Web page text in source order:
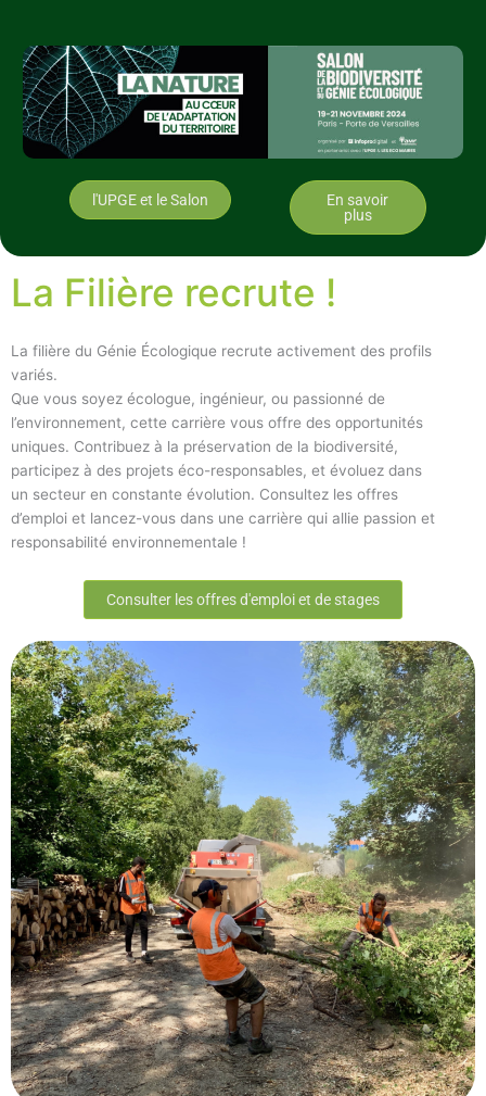
l'UPGE et le Salon
En savoir
plus
La Filière recrute !
La filière du Génie Écologique recrute activement des profils
variés.
Que vous soyez écologue, ingénieur, ou passionné de
l’environnement, cette carrière vous offre des opportunités
uniques. Contribuez à la préservation de la biodiversité,
participez à des projets éco-responsables, et évoluez dans
un secteur en constante évolution. Consultez les offres
d’emploi et lancez-vous dans une carrière qui allie passion et
responsabilité environnementale !
Consulter les offres d'emploi et de stages